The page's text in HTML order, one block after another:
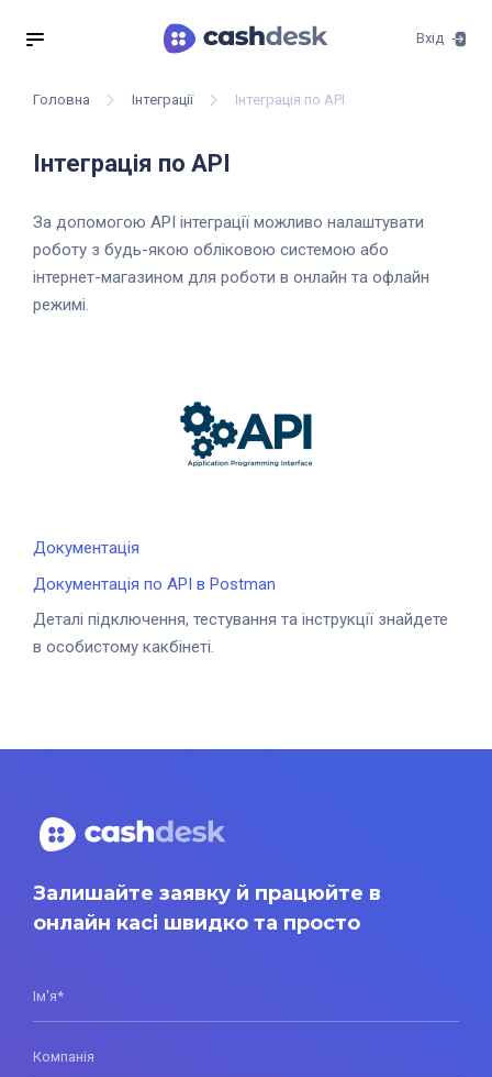
Вхід
Головна Інтеграції Інтеграція по API
Інтеграція по API
За допомогою API інтеграції можливо налаштувати
роботу з будь-якою обліковою системою або
інтернет-магазином для роботи в онлайн та офлайн
режимі.
Документація
Документація по API в Postman
Деталі підключення, тестування та інструкції знайдете
в особистому какбінеті.
Залишайте заявку й працюйте в
онлайн касі швидко та просто
Ім'я*
Компанія